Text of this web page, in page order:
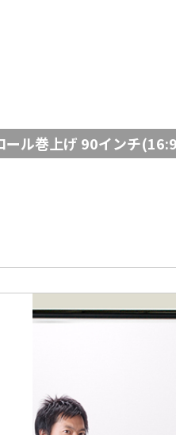
ール巻上げ 90インチ